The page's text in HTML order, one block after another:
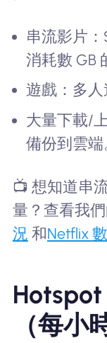
串流影片：
消耗數 GB
遊戲：多人
大量下載/
備份到雲端
📺 想知道串
量？查看我
況 和Netflix
（每小